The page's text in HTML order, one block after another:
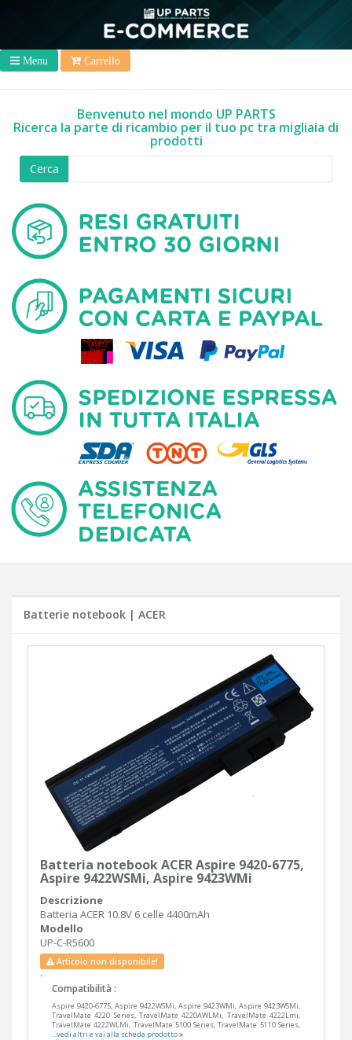
Menu Carrello
Benvenuto nel mondo UP PARTS
Ricerca la parte di ricambio per il tuo pc tra migliaia di
prodotti
Cerca
Batterie notebook | ACER
Batteria notebook ACER Aspire 9420-6775,
Aspire 9422WSMi, Aspire 9423WMi
Descrizione
Batteria ACER 10.8V 6 celle 4400mAh
Modello
UP-C-R5600
Articolo non disponibile!
.
Compatibilità :
Aspire 9420-6775, Aspire 9422WSMi, Aspire 9423WMi, Aspire 9423WSMi,
TravelMate 4220 Series, TravelMate 4220AWLMi, TravelMate 4222Lmi,
TravelMate 4222WLMi, TravelMate 5100 Series, TravelMate 5110 Series,
...vedi altri e vai alla scheda prodotto